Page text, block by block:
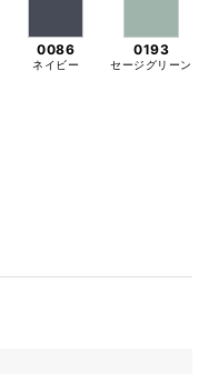
0086
ネイビー
0193
セージグリーン